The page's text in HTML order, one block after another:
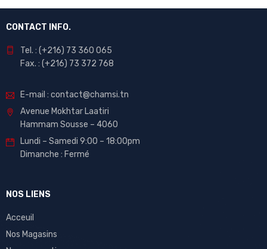
CONTACT INFO.
Tel. : (+216) 73 360 065
Fax. : (+216) 73 372 768
E-mail : contact@chamsi.tn
Avenue Mokhtar Laatiri
Hammam Sousse – 4060
Lundi – Samedi 9:00 – 18:00pm
Dimanche : Fermé
NOS LIENS
Acceuil
Nos Magasins